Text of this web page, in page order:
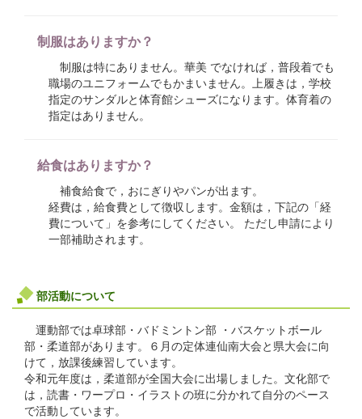
制服はありますか？
制服は特にありません。華美 でなければ，普段着でも
職場のユニフォームでもかまいません。上履きは，学校
指定のサンダルと体育館シューズになります。体育着の
指定はありません。
給食はありますか？
補食給食で，おにぎりやパンが出ます。
経費は，給食費として徴収します。金額は，下記の「経
費について」を参考にしてください。 ただし申請により
一部補助されます。
部活動について
運動部では卓球部・バドミントン部 ・バスケットボール
部・柔道部があります。６月の定体連仙南大会と県大会に向
けて，放課後練習しています。
令和元年度は，柔道部が全国大会に出場しました。文化部で
は，読書・ワープロ・イラストの班に分かれて自分のペース
で活動しています。